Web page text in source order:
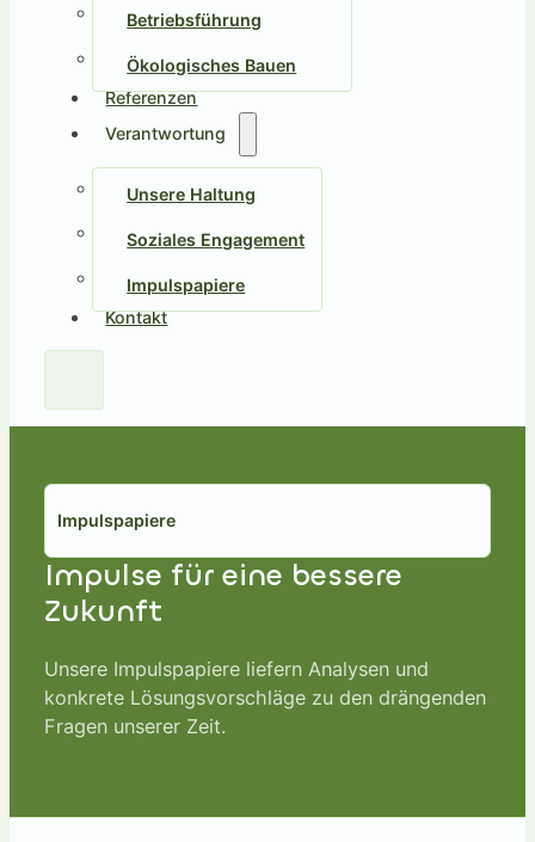
Betriebsführung
Ökologisches Bauen
Referenzen
Verantwortung
Unsere Haltung
Soziales Engagement
Impulspapiere
Kontakt
Impulspapiere
Impulse für eine bessere
Zukunft
Unsere Impulspapiere liefern Analysen und
konkrete Lösungsvorschläge zu den drängenden
Fragen unserer Zeit.